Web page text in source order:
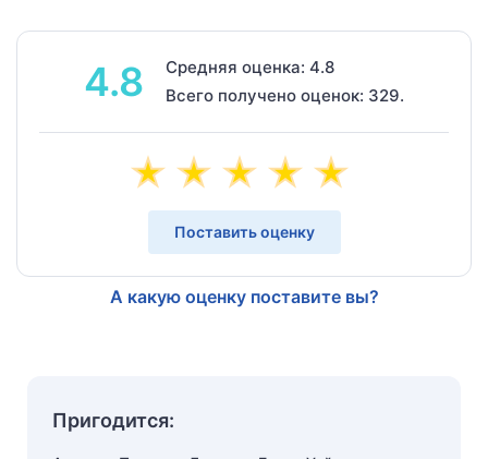
4.8
Средняя оценка: 4.8
Всего получено оценок: 329.
Поставить оценку
А какую оценку поставите вы?
Пригодится: